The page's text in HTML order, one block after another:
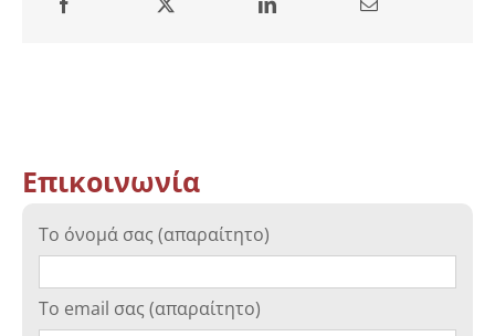
Επικοινωνία
Το όνομά σας (απαραίτητο)
Το email σας (απαραίτητο)